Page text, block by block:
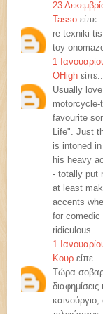
23
Tasso
re texniki
toy
1
OHigh
Usually
favourite
Life". Just
is intoned
his heavy
- totally put
at least
accents
for comedic
ridiculous.
1
Κουρ είπε...
Τώρα